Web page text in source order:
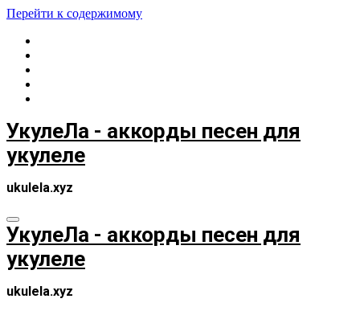
Перейти к содержимому
УкулеЛа - аккорды песен для
укулеле
ukulela.xyz
УкулеЛа - аккорды песен для
укулеле
ukulela.xyz